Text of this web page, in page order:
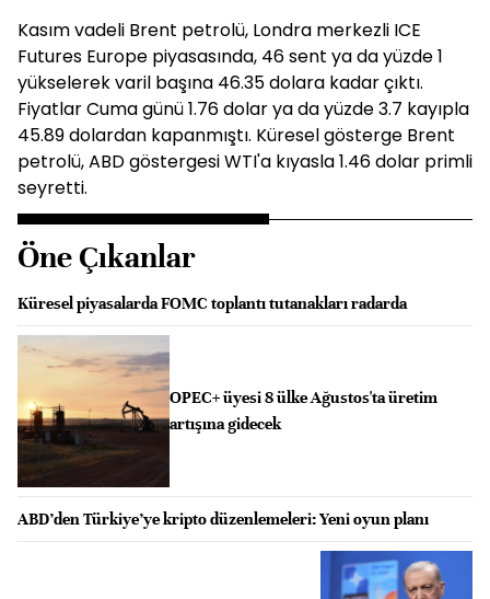
Kasım vadeli Brent petrolü, Londra merkezli ICE
Futures Europe piyasasında, 46 sent ya da yüzde 1
yükselerek varil başına 46.35 dolara kadar çıktı.
Fiyatlar Cuma günü 1.76 dolar ya da yüzde 3.7 kayıpla
45.89 dolardan kapanmıştı. Küresel gösterge Brent
petrolü, ABD göstergesi WTI'a kıyasla 1.46 dolar primli
seyretti.
Öne Çıkanlar
Küresel piyasalarda FOMC toplantı tutanakları radarda
OPEC+ üyesi 8 ülke Ağustos'ta üretim
artışına gidecek
ABD’den Türkiye’ye kripto düzenlemeleri: Yeni oyun planı